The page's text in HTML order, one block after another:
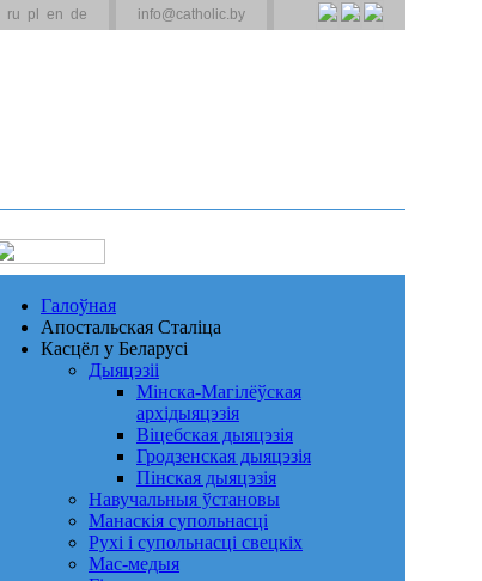
ru pl en de info@catholic.by
Галоўная
Апостальская Сталіца
Касцёл у Беларусі
Дыяцэзіі
Мінска-Магілёўская
архідыяцэзія
Віцебская дыяцэзія
Гродзенская дыяцэзія
Пінская дыяцэзія
Навучальныя ўстановы
Манаскія супольнасці
Рухі і супольнасці свецкіх
Мас-медыя